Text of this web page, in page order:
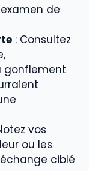
de
: Consultez
gonflement
vos
ou les
ciblé